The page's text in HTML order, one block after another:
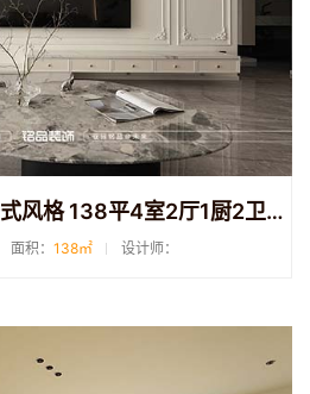
杭州明乐府装修 轻法式风格 138平4室2厅1厨2卫装修
面积： 138㎡ 设计师：